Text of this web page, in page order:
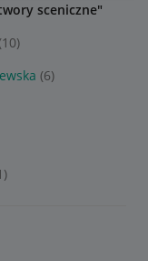
sceniczne"
(6)